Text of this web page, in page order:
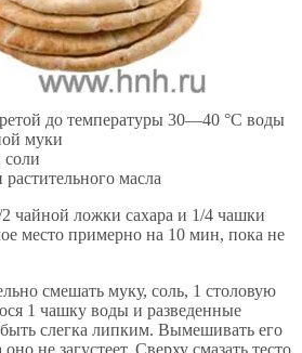
до температуры 30—40 °С воды
муки
масла
чайной ложки сахара и 1/4 чашки
место примерно на 10 мин, пока не
смешать муку, соль, 1 столовую
1 чашку воды и разведенные
слегка липким. Вымешивать его